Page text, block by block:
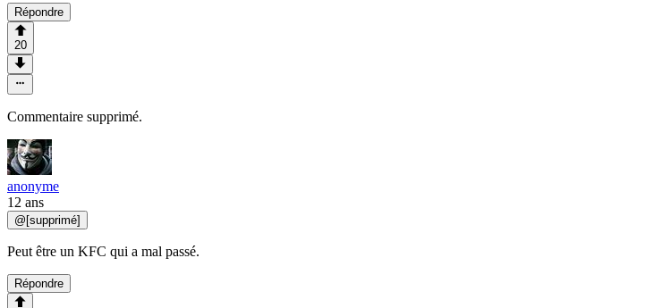
Répondre
20
Commentaire supprimé.
anonyme
12 ans
@[supprimé]
Peut être un KFC qui a mal passé.
Répondre